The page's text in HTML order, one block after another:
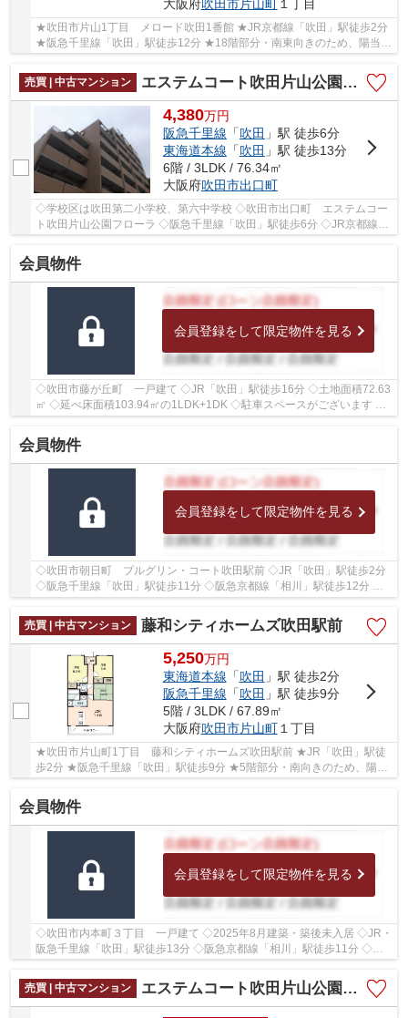
大阪府吹田市片山町 １丁目
★吹田市片山1丁目 メロード吹田1番館 ★JR京都線「吹田」駅徒歩2分
★阪急千里線「吹田」駅徒歩12分 ★18階部分・南東向きのため、陽当た
売買 | 中古マンション
エステムコート吹田片山公園フローラ
4,380万円
阪急千里線 「吹田 」駅 徒歩6分
東海道本線 「吹田 」駅 徒歩13分
6階 / 3LDK / 76.34㎡
大阪府吹田市出口町
◇学校区は吹田第二小学校、第六中学校 ◇吹田市出口町 エステムコー
ト吹田片山公園フローラ ◇阪急千里線「吹田」駅徒歩6分 ◇JR京都線
「吹田」駅徒歩13分 ◇6階部分・三方角部屋のため、...
会員物件
会員登録をして限定物件を見る
◇吹田市藤が丘町 一戸建て ◇JR「吹田」駅徒歩16分 ◇土地面積72.63
㎡ ◇延べ床面積103.94㎡の1LDK+1DK ◇駐車スペースがございます ◇
北西側に幅員約4ｍの公道に接面しております ◇学校区...
会員物件
会員登録をして限定物件を見る
◇吹田市朝日町 ブルグリン・コート吹田駅前 ◇JR「吹田」駅徒歩2分
◇阪急千里線「吹田」駅徒歩11分 ◇阪急京都線「相川」駅徒歩12分 ◇1
階部分・南東向きのため、陽当たり良好♪ ◇専有面...
売買 | 中古マンション
藤和シティホームズ吹田駅前
5,250万円
東海道本線 「吹田 」駅 徒歩2分
阪急千里線 「吹田 」駅 徒歩9分
5階 / 3LDK / 67.89㎡
大阪府吹田市片山町１丁目
★吹田市片山町1丁目 藤和シティホームズ吹田駅前 ★JR「吹田」駅徒
歩2分 ★阪急千里線「吹田」駅徒歩9分 ★5階部分・南向きのため、陽当
会員物件
会員登録をして限定物件を見る
◇吹田市内本町３丁目 一戸建て ◇2025年8月建築・築後未入居 ◇JR・
阪急千里線「吹田」駅徒歩13分 ◇阪急京都線「相川」駅徒歩11分 ◇土
売買 | 中古マンション
エステムコート吹田片山公園フローラ